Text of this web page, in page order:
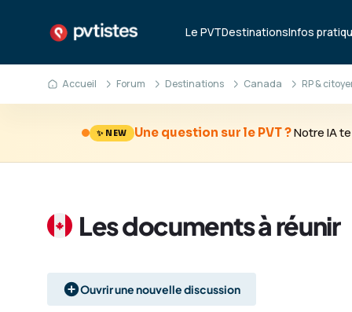
Le PVTDestinationsInfos
Accueil Forum Destinations Canada RP &
✨ NEW Une question sur le PVT ?Notre IA
Les documents à réunir
Ouvrir une nouvelle discussion